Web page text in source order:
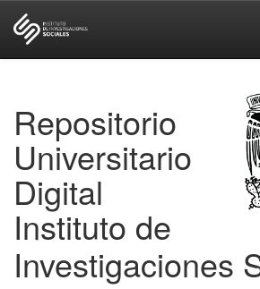
Repositorio
Universitario
Digital
Instituto de
Investigaciones